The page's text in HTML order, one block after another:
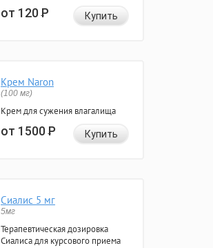
от 120Р Купить
Крем Naron
(100 мг)
Крем для сужения влагалища
от 1500Р Купить
Сиалис 5 мг
5мг
Терапевтическая дозировка
Сиалиса для курсового приема